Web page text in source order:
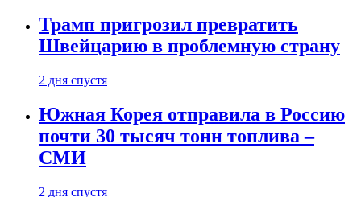
Трамп пригрозил превратить
Швейцарию в проблемную страну
2 дня спустя
Южная Корея отправила в Россию
почти 30 тысяч тонн топлива –
СМИ
2 дня спустя